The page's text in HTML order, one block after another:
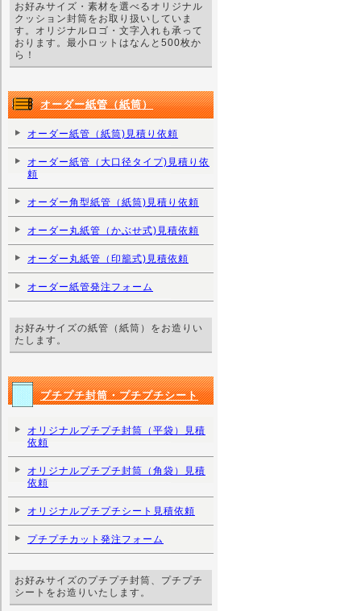
お好みサイズ・素材を選べるオリジナル
クッション封筒をお取り扱いしていま
す。オリジナルロゴ・文字入れも承って
おります。最小ロットはなんと500枚か
ら！
オーダー紙管（紙筒）
オーダー紙管（紙筒)見積り依頼
オーダー紙管（大口径タイプ)見積り依
頼
オーダー角型紙管（紙筒)見積り依頼
オーダー丸紙管（かぶせ式)見積依頼
オーダー丸紙管（印籠式)見積依頼
オーダー紙管発注フォーム
お好みサイズの紙管（紙筒）をお造りい
たします。
プチプチ封筒・プチプチシート
オリジナルプチプチ封筒（平袋）見積
依頼
オリジナルプチプチ封筒（角袋）見積
依頼
オリジナルプチプチシート見積依頼
プチプチカット発注フォーム
お好みサイズのプチプチ封筒、プチプチ
シートをお造りいたします。